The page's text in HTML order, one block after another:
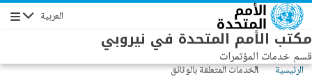
Skip to main content العربية الإبحار
مكتب الأمم المتحدة في نيروبي
قسم خدمات المؤتمرات
الرئيسية الخدمات المتعلقة بالوثائق